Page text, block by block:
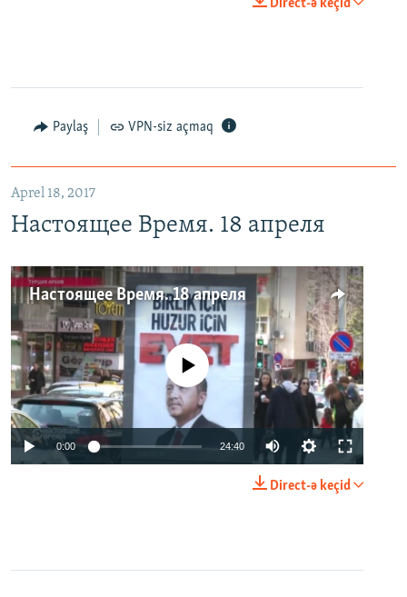
Direct-ə keçid
Paylaş VPN-siz açmaq
Aprel 18, 2017
Настоящее Время. 18 апреля
Настоящее Время. 18 апреля
No media source currently available
0:00 24:40
Direct-ə keçid